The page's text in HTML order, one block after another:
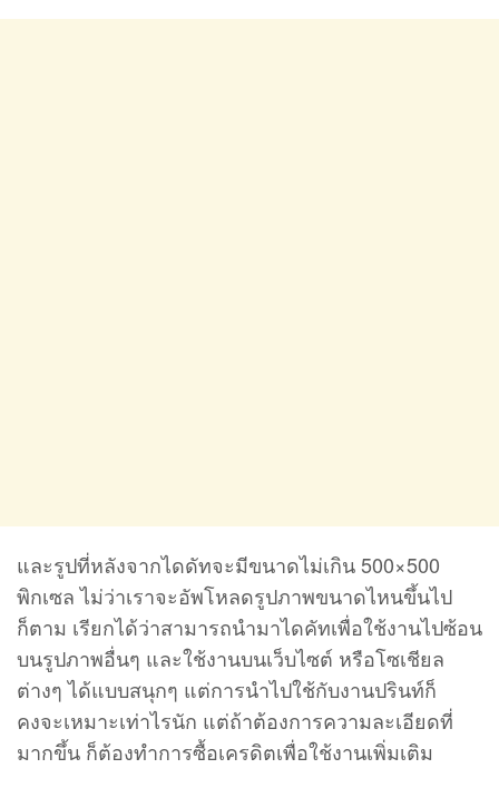
และรูปที่หลังจากไดดัทจะมีขนาดไม่เกิน 500×500
พิกเซล ไม่ว่าเราจะอัพโหลดรูปภาพขนาดไหนขึ้นไป
ก็ตาม เรียกได้ว่าสามารถนำมาไดคัทเพื่อใช้งานไปซ้อน
บนรูปภาพอื่นๆ และใช้งานบนเว็บไซต์ หรือโซเชียล
ต่างๆ ได้แบบสนุกๆ แต่การนำไปใช้กับงานปรินท์ก็
คงจะเหมาะเท่าไรนัก แต่ถ้าต้องการความละเอียดที่
มากขึ้น ก็ต้องทำการซื้อเครดิตเพื่อใช้งานเพิ่มเติม